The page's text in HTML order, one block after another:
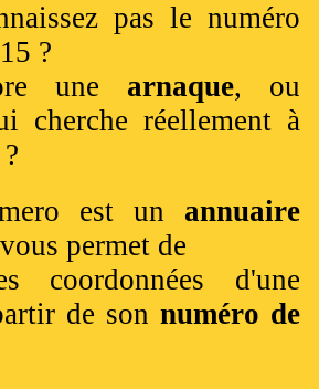
pas le numéro
?
une arnaque, ou
cherche réellement à
est un annuaire
permet de
coordonnées d'une
de son numéro de